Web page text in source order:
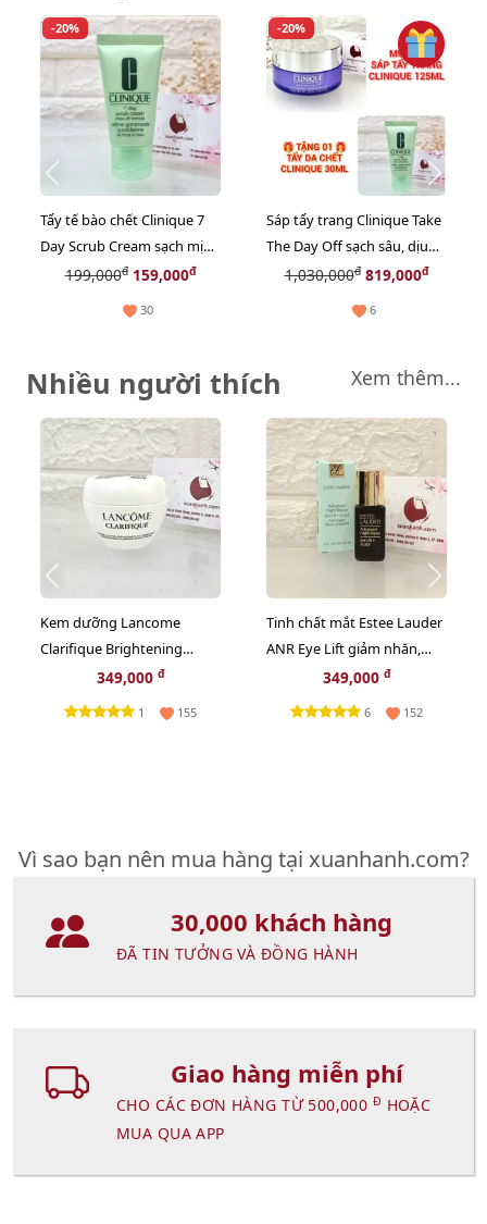
-20%
Tẩy tế bào chết Clinique 7
Day Scrub Cream sạch mịn
da, trị và ngừa mụn cám -
199,000đ159,000đ
30
-20%
Sáp tẩy trang Clinique Take
The Day Off sạch sâu, dịu
nhẹ cho da, 125ml - MUA 1
1,030,000đ819,000đ
6
Nhiều người thích Xem thêm...
Kem dưỡng Lancome
Clarifique Brightening
trắng sáng nâng tông, se
mịn, 15ml
349,000 đ
1 155
Tinh chất mắt Estee Lauder
ANR Eye Lift giảm nhăn,
nâng cơ mắt chuyên sâu,
5ml (New)
349,000 đ
6 152
Vì sao bạn nên mua hàng tại xuanhanh.com?
30,000 khách hàng
ĐÃ TIN TƯỞNG VÀ ĐỒNG HÀNH
Giao hàng miễn phí
CHO CÁC ĐƠN HÀNG TỪ 500,000 Đ HOẶC
MUA QUA APP